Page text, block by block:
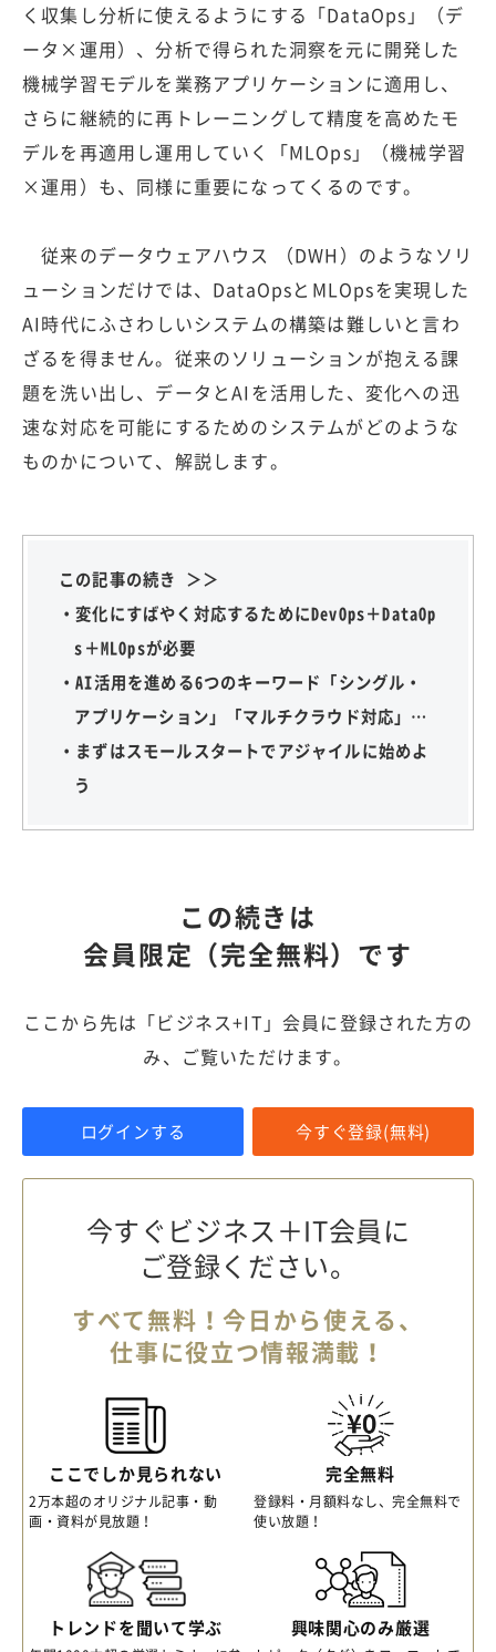
く収集し分析に使えるようにする「DataOps」（デ
ータ×運用）、分析で得られた洞察を元に開発した
機械学習モデルを業務アプリケーションに適用し、
さらに継続的に再トレーニングして精度を高めたモ
デルを再適用し運用していく「MLOps」（機械学習
×運用）も、同様に重要になってくるのです。
従来のデータウェアハウス （DWH）のようなソリ
ューションだけでは、DataOpsとMLOpsを実現した
AI時代にふさわしいシステムの構築は難しいと言わ
ざるを得ません。従来のソリューションが抱える課
題を洗い出し、データとAIを活用した、変化への迅
速な対応を可能にするためのシステムがどのような
ものかについて、解説します。
この記事の続き ＞＞
・変化にすばやく対応するためにDevOps＋DataOp
s＋MLOpsが必要
・AI活用を進める6つのキーワード「シングル・
アプリケーション」「マルチクラウド対応」…
・まずはスモールスタートでアジャイルに始めよ
う
この続きは
会員限定（完全無料）です
ここから先は「ビジネス+IT」会員に登録された方の
み、ご覧いただけます。
ログインする 今すぐ登録(無料)
今すぐビジネス＋IT会員に
ご登録ください。
すべて無料！今日から使える、
仕事に役立つ情報満載！
ここでしか見られない
2万本超のオリジナル記事・動
画・資料が見放題！
完全無料
登録料・月額料なし、完全無料で
使い放題！
トレンドを聞いて学ぶ 興味関心のみ厳選